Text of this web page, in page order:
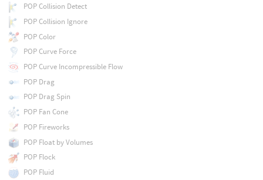
POP Collision Detect
POP Collision Ignore
POP Color
POP Curve Force
POP Curve Incompressible Flow
POP Drag
POP Drag Spin
POP Fan Cone
POP Fireworks
POP Float by Volumes
POP Flock
POP Fluid